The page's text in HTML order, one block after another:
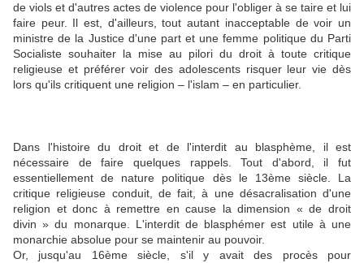
de viols et d'autres actes de violence pour l'obliger à se taire et lui
faire peur. Il est, d'ailleurs, tout autant inacceptable de voir un
ministre de la Justice d'une part et une femme politique du Parti
Socialiste souhaiter la mise au pilori du droit à toute critique
religieuse et préférer voir des adolescents risquer leur vie dès
lors qu'ils critiquent une religion – l'islam – en particulier.
Dans l'histoire du droit et de l'interdit au blasphème, il est
nécessaire de faire quelques rappels. Tout d'abord, il fut
essentiellement de nature politique dès le 13ème siècle. La
critique religieuse conduit, de fait, à une désacralisation d'une
religion et donc à remettre en cause la dimension « de droit
divin » du monarque. L'interdit de blasphémer est utile à une
monarchie absolue pour se maintenir au pouvoir.
Or, jusqu'au 16ème siècle, s'il y avait des procès pour